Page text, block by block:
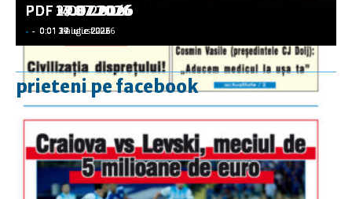
PDF 3.08.2026
- - 0:01 3 august 2026
PDF 29.07.2026
- - 0:01 29 iulie 2026
PDF 27.07.2026
- - 0:01 27 iulie 2026
PDF 17.07.2026
- - 0:01 17 iulie 2026
PDF 14.07.2026
- - 0:01 14 iulie 2026
prieteni pe facebook